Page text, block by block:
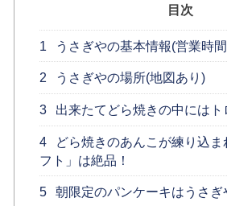
目次
1 うさぎやの基本情報(営業時
2 うさぎやの場所(地図あり)
3 出来たてどら焼きの中には
4
どら焼きのあんこが練り込ま
フト」は絶品！
5 朝限定のパンケーキはうさ